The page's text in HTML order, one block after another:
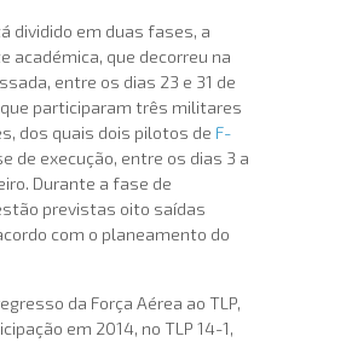
dividido em duas fases, a
académica, que decorreu na
entre os dias 23 e 31 de
participaram três militares
dos quais dois pilotos de F-
de execução, entre os dias 3 a
Durante a fase de
previstas oito saídas
com o planeamento do
da Força Aérea ao TLP,
em 2014, no TLP 14-1,